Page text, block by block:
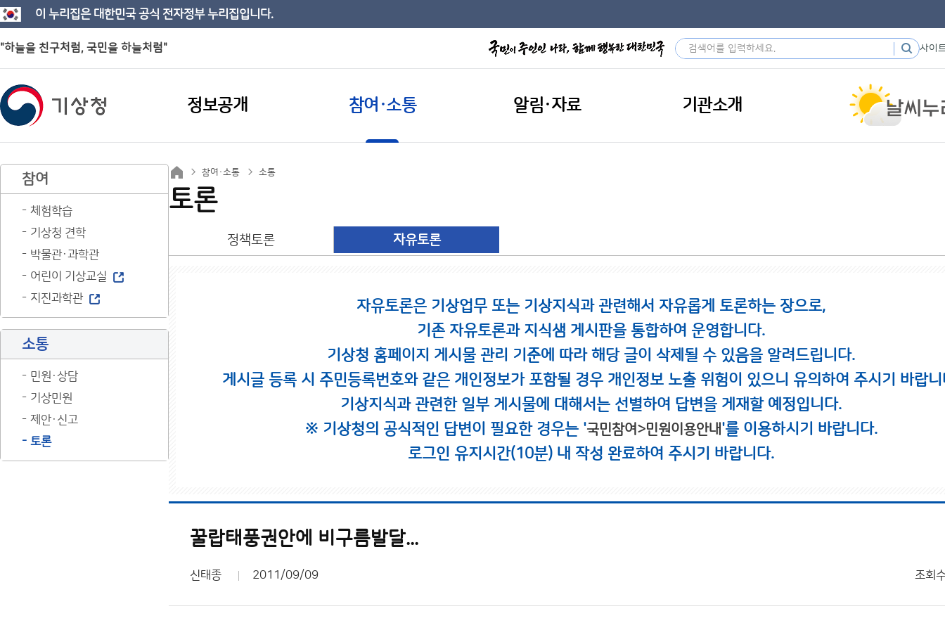
이 누리집은 대한민국 공식 전자정부 누리집입니다.
"하늘을 친구처럼, 국민을 하늘처럼" 사이
정보공개 참여·소통 알림·자료 기관소개
참여
체험학습
기상청 견학
박물관·과학관
어린이 기상교실
지진과학관
소통
민원·상담
기상민원
제안·신고
토론
참여·소통 소통
토론
정책토론 자유토론
자유토론은 기상업무 또는 기상지식과 관련해서 자유롭게 토론하는 장으로,
기존 자유토론과 지식샘 게시판을 통합하여 운영합니다.
기상청 홈페이지 게시물 관리 기준에 따라 해당 글이 삭제될 수 있음을 알려드립니다.
게시글 등록 시 주민등록번호와 같은 개인정보가 포함될 경우 개인정보 노출 위험이 있으니 유의하여 주시기 바랍니
기상지식과 관련한 일부 게시물에 대해서는 선별하여 답변을 게재할 예정입니다.
※ 기상청의 공식적인 답변이 필요한 경우는 '국민참여>민원이용안내'를 이용하시기 바랍니다.
로그인 유지시간(10분) 내 작성 완료하여 주시기 바랍니다.
꿀랍태풍권안에 비구름발달...
신태종 2011/09/09 조회